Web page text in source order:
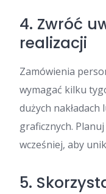
4. Zwróć
realizacji
Zamówienia
wymagać kilku
dużych
graficznych.
wcześniej, aby
5.